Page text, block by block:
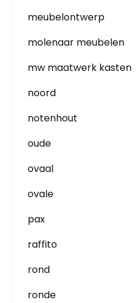
meubelontwerp
molenaar meubelen
mw maatwerk kasten
noord
notenhout
oude
ovaal
ovale
pax
raffito
rond
ronde